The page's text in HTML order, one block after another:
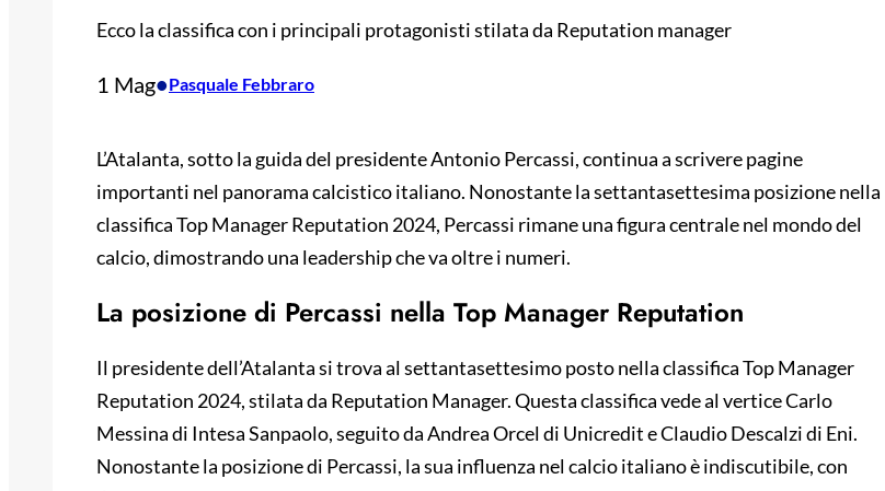
Ecco la classifica con i principali protagonisti stilata da Reputation manager
1 Mag•Pasquale Febbraro
L’Atalanta, sotto la guida del presidente Antonio Percassi, continua a scrivere pagine
importanti nel panorama calcistico italiano. Nonostante la settantasettesima posizione nella
classifica Top Manager Reputation 2024, Percassi rimane una figura centrale nel mondo del
calcio, dimostrando una leadership che va oltre i numeri.
La posizione di Percassi nella Top Manager Reputation
Il presidente dell’Atalanta si trova al settantasettesimo posto nella classifica Top Manager
Reputation 2024, stilata da Reputation Manager. Questa classifica vede al vertice Carlo
Messina di Intesa Sanpaolo, seguito da Andrea Orcel di Unicredit e Claudio Descalzi di Eni.
Nonostante la posizione di Percassi, la sua influenza nel calcio italiano è indiscutibile, con